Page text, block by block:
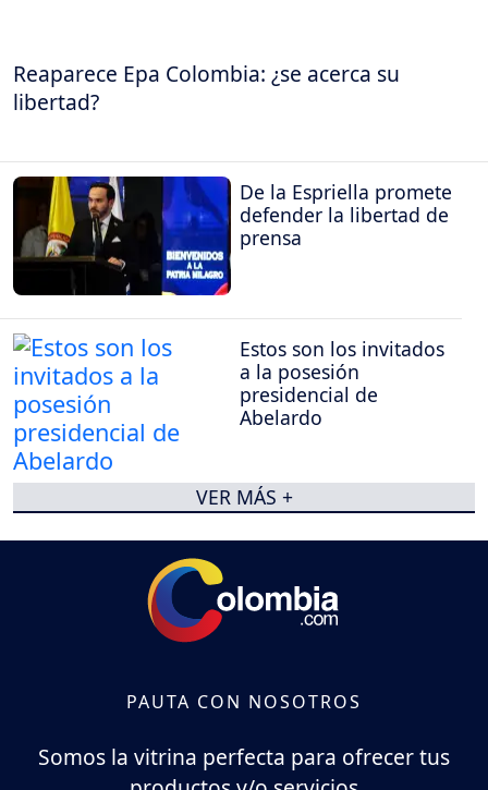
Reaparece Epa Colombia: ¿se acerca su
libertad?
De la Espriella promete
defender la libertad de
prensa
Estos son los invitados
a la posesión
presidencial de
Abelardo
VER MÁS +
PAUTA CON NOSOTROS
Somos la vitrina perfecta para ofrecer tus